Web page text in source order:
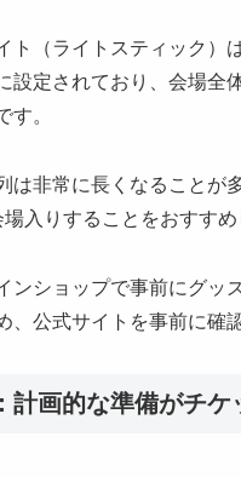
ト（ライトスティック）
設定されており、会場全
す。
は非常に長くなることが
入りすることをおすすめ
ンショップで事前にグッ
、公式サイトを事前に確
計画的な準備がチケ